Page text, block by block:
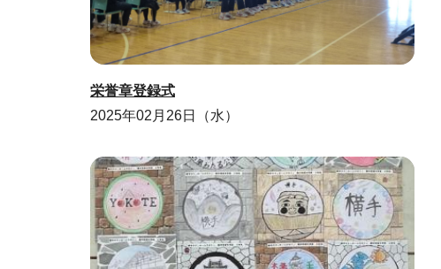
栄誉章登録式
2025年02月26日（水）